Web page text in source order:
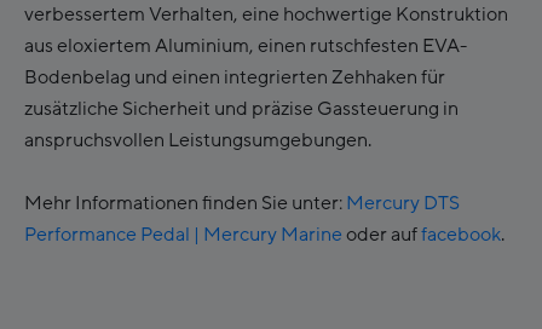
verbessertem Verhalten, eine hochwertige Konstruktion
aus eloxiertem Aluminium, einen rutschfesten EVA-
Bodenbelag und einen integrierten Zehhaken für
zusätzliche Sicherheit und präzise Gassteuerung in
anspruchsvollen Leistungsumgebungen.
Mehr Informationen finden Sie unter:Mercury DTS
Performance Pedal | Mercury Marineoder auffacebook.